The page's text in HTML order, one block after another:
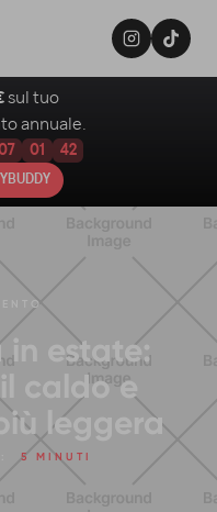
in estate:
caldo e
leggera
5 MINUTI
sul tuo
annuale.
01 41